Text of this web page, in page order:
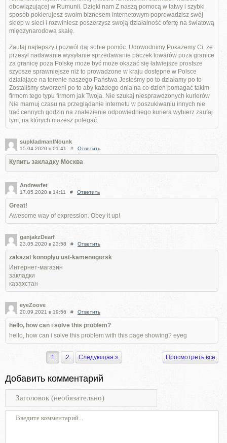
obowiązującej w Rumunii. Dzięki nam Z naszą pomocą w łatwy i szybki
sposób pokierujesz swoim biznesem internetowym poprowadzisz swój
sklep w sieci i rozwiniesz poszerzysz swoją działalność ofertę na światową
międzynarodową skalę.
Zaufaj najlepszy i pozwól daj sobie pomóc. Udowodnimy Pokażemy Ci, że
przesył nadawanie wysyłanie sprzedawanie paczek towarów poza granice
za granicę poza Polskę może być może okazać się łatwiejsze prostsze
szybsze sprawniejsze niż to prowadzone w kraju dostępne w Polsce
działające na terenie naszego Państwa Jesteśmy po to działamy po to
Zostaliśmy stworzeni po to aby każdego dnia na co dzień pomagać takim
firmom tego typu firmom jak Twoja. Nie szukaj niesprawdzonych kurierów
Nie marnuj czasu na przeglądanie internetu w poszukiwaniu innych nie
trać cennych godzin na znalezienie odpowiedniego kuriera wybierz zaufaj
tym, na których możesz polegać.
supkladmanlNounk
15.04.2020 в 01:41 # Ответить
Купить закладку Москва
Andrewfet
17.05.2020 в 14:11 # Ответить
Great!
Awesome way of expression. Obey it up!
ganjakzDearf
23.05.2020 в 23:58 # Ответить
zakazat konoplyu ust-kamenogorsk
Интернет-магазин
закладки
казахстан
eyeZoove
20.09.2021 в 19:56 # Ответить
hello, how can i solve this problem?
hello, how can i solve this problem with this page showing? eyeg
Просмотреть все
1 2 Следующая »
Добавить комментарий